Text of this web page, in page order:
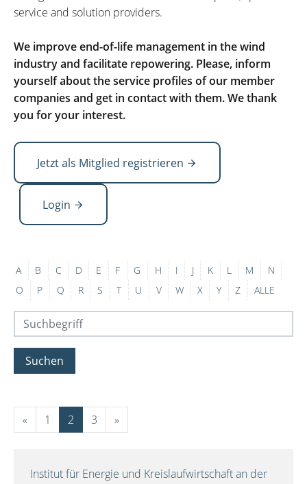
service and solution providers.
We improve end-of-life management in the wind
industry and facilitate repowering. Please, inform
yourself about the service profiles of our member
companies and get in contact with them. We thank
you for your interest.
Jetzt als Mitglied registrieren
Login
A B C D E F G H I J K L M
N
O
P Q R S T U V W X Y Z ALLE
Suchen
« 1 2 3 »
Institut für Energie und Kreislaufwirtschaft an der